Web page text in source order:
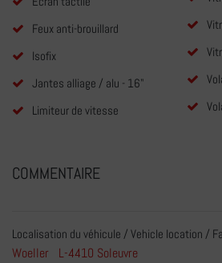
Feux anti-brouillard
Isofix
Jantes alliage / alu - 16"
Limiteur de vitesse
COMMENTAIRE
Localisation du véhicule / Vehicle location /
Woeller L-4410 Soleuvre